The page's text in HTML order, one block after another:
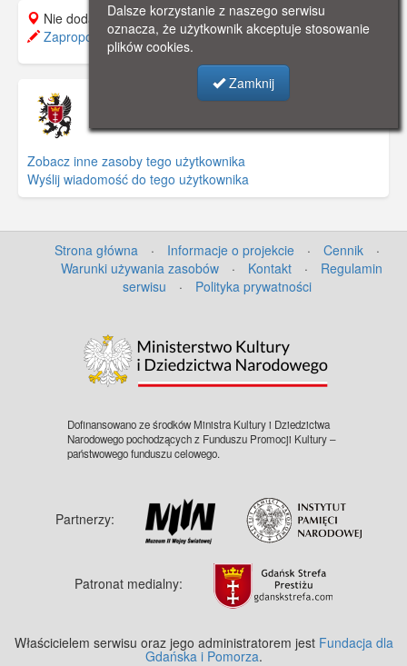
Nie dodano do mapy.
Zaproponuj lokalizację
Muzeum Pomorza
Zobacz inne zasoby tego użytkownika
Wyślij wiadomość do tego użytkownika
Strona główna · Informacje o projekcie · Cennik
·
Warunki używania zasobów
· Kontakt ·
Regulamin
serwisu
· Polityka prywatności
Dofinansowano ze środków Ministra Kultury i Dziedzictwa
Narodowego pochodzących z Funduszu Promocji Kultury –
państwowego funduszu celowego.
Partnerzy:
Patronat medialny:
Właścicielem serwisu oraz jego administratorem jest Fundacja dla
Gdańska i Pomorza.
Dalsze korzystanie z naszego serwisu
oznacza, że użytkownik akceptuje stosowanie
plików cookies.
Zamknij